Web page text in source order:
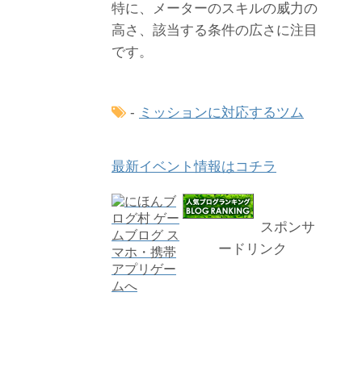
特に、メーターのスキルの威力の
高さ、該当する条件の広さに注目
です。
- ミッションに対応するツム
最新イベント情報はコチラ
スポンサ
ードリンク